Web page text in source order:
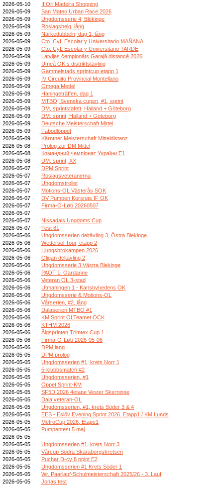
2026-05-10
II Ori Madeira Shopping
2026-05-09
San Mateo Urban Race 2026
2026-05-09
Ungdomsserie 4, Blekinge
2026-05-09
Roslagshelg, lång
2026-05-09
Närkedubbeln, dag 1, lång
2026-05-09
Cto. CyL Escolar y Universitario MAÑANA
2026-05-09
Cto. CyL Escolar y Universitario TARDE
2026-05-09
Latvijas čempionāts Garajā distancē 2026
2026-05-09
Umeå OK:s distriktstävling
2026-05-09
Gammelstads sprintcup etapp 1
2026-05-09
IV Circuito Provincial Montellano
2026-05-09
Omega Medel
2026-05-09
Haningeträffen, dag 1
2026-05-09
MTBO, Svenska cupen, #1, sprint
2026-05-09
DM, sprintstafett, Halland + Göteborg
2026-05-09
DM, sprint, Halland + Göteborg
2026-05-09
Deutsche Meisterschaft Mittel
2026-05-09
Fäbodloppet
2026-05-09
Kärntner Meisterschaft Mitteldistanz
2026-05-08
Prolog zur DM Mittel
2026-05-08
Командний чемпіонат України E1
2026-05-08
DM, sprint, XX
2026-05-07
DPM Sprint
2026-05-07
Roslagsveteranerna
2026-05-07
Ungdomstrollet
2026-05-07
Motions-OL Västerås SOK
2026-05-07
DV Pumoen Korsnäs IF OK
2026-05-07
Firma-O-Løb 20260507
2026-05-07
2026-05-07
Nissadals Ungdoms Cup
2026-05-07
Test 81
2026-05-06
Ungdomsserien deltävling 3, Östra Blekinge
2026-05-06
Wettersol Tour, etapp 2
2026-05-06
Ljungsbrokampen 2026
2026-05-06
Oligan deltävling 2
2026-05-06
Ungdomsserie 3 Västra Blekinge
2026-05-06
PAOT 1_Gardanne
2026-05-06
Veteran OL 3-stad
2026-05-06
Utmaningen 1 - Karlsbyhedens OK
2026-05-06
Ungdomsserie & Motions-OL
2026-05-06
Vårserien, #2, lång
2026-05-06
Dalaserien MTBO #1
2026-05-06
KM Sprint OLTeamet OCK
2026-05-06
KTHM 2026
2026-05-06
Älgsprinten Trimtex Cup 1
2026-05-06
Firma-O-Løb 2026-05-06
2026-05-06
DPM lang
2026-05-05
DPM prolog
2026-05-05
Ungdomsserien #1, krets Norr 1
2026-05-05
5-klubbsmatch #2
2026-05-05
Ungdomsserien, #1
2026-05-05
Öppet Sprint-KM
2026-05-05
SF5D 2026 4etape Vester Skerninge
2026-05-05
Dala veteran-OL
2026-05-05
Ungdomsserien, #1, krets Söder 3 & 4
2026-05-05
EES - Eslöv Evening Sprint 2026. Etapp1 / KM Lunds
2026-05-05
MetroCup 2026, Etape1
2026-05-05
Pumpentest 5 maj
2026-05-05
2026-05-05
Ungdomsserien #1, krets Norr 3
2026-05-05
Vårcup Södra Skaraborgskretsen
2026-05-05
Puchar D-cy 8 pplot E2
2026-05-05
Ungdomsserien #1 Krets Söder 1
2026-05-05
Wr. Paarlauf-Schulmeisterschaft 2025/26 - 3. Lauf
2026-05-05
Jonas test